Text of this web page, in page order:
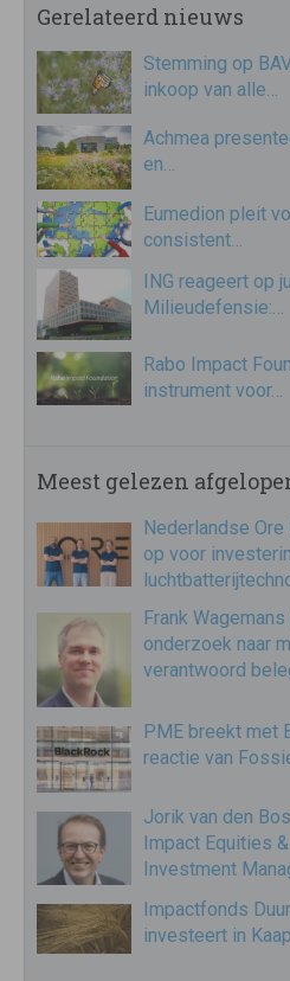
Gerelateerd nieuws
Stemming op
inkoop van alle…
Achmea
en…
Eumedion pleit
consistent…
ING reageert op
Milieudefensie:…
Rabo Impact
instrument voor…
Meest gelezen
Nederlandse
op voor
Frank
onderzoek naar
verantwoord
PME breekt met
reactie van
Jorik van den
Impact Equities
Investment
Impactfonds
investeert in